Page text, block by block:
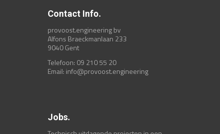
Contact Info.
provoost.engineering bv
Alfons Braeckmanlaan 233
9040 Gent
Telefoon: 09 210 55 20
Email: info@provoost.engineering
Jobs.